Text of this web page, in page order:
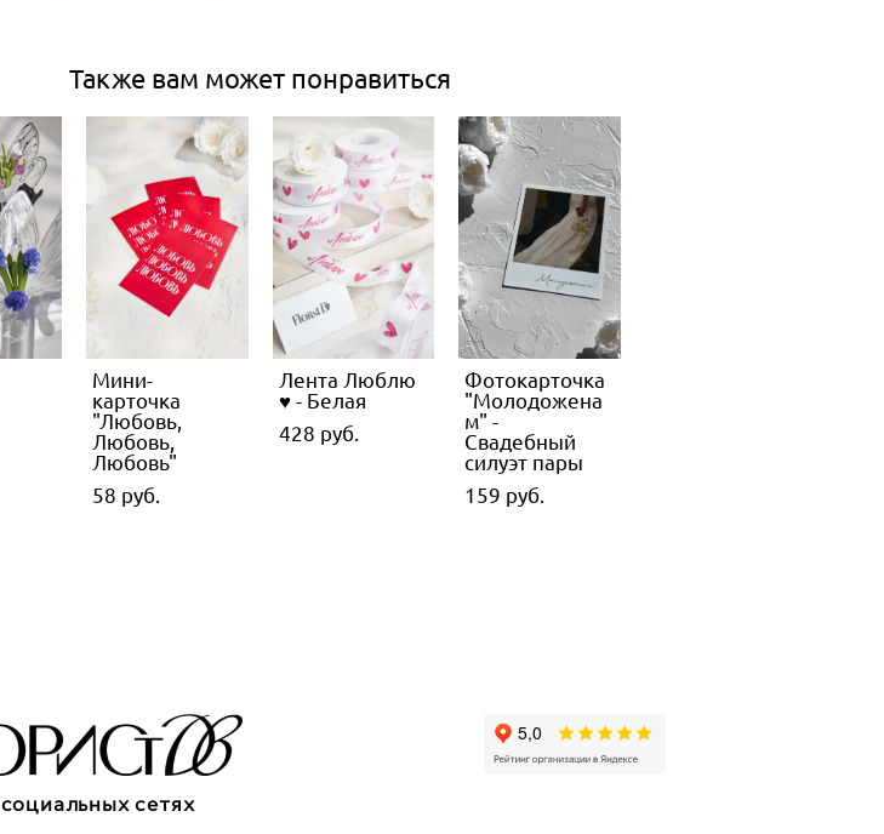
Также вам может понравиться
Мини-
карточка
"Любовь,
Любовь,
Любовь"
58 pуб.
Лента Люблю
♥ - Белая
428 pуб.
Фотокарточка
"Молодожена
м" -
Свадебный
силуэт пары
159 pуб.
сетях